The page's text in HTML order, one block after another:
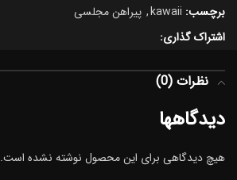
برچسب: kawaii
, پیراهن مجلسی
اشتراک گذاری:
نظرات (0)
دیدگاهها
هیچ دیدگاهی برای این محصول نوشته نشده است.